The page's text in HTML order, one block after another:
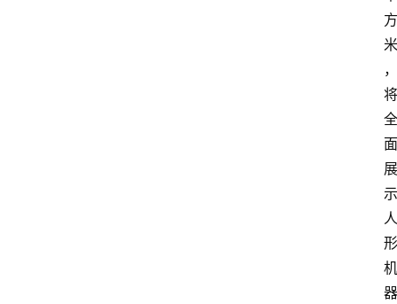
方
米
，
将
全
面
展
示
人
形
机
器